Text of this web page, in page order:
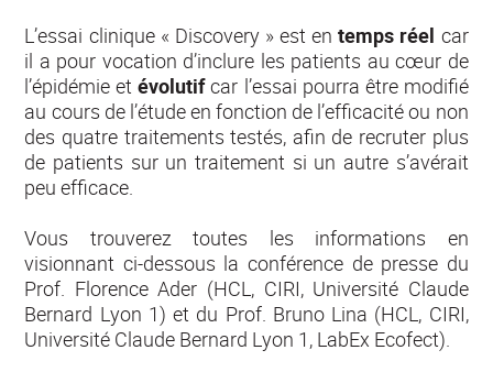
L’essai clinique « Discovery » est entemps réel car
il a pour vocation d’inclure les patients au cœur de
l’épidémie etévolutifcar l’essai pourra être modifié
au cours de l’étude en fonction de l’efficacité ou non
des quatre traitements testés, afin de recruter plus
de patients sur un traitement si un autre s’avérait
peu efficace.
Vous trouverez toutes les informations en
visionnant ci-dessous la conférence de presse du
Prof. Florence Ader (HCL, CIRI, Université Claude
Bernard Lyon 1) et du Prof. Bruno Lina (HCL, CIRI,
Université Claude Bernard Lyon 1, LabEx Ecofect).